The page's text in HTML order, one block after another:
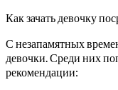
Как зачать девочку
С незапамятных
девочки. Среди них
рекомендации: